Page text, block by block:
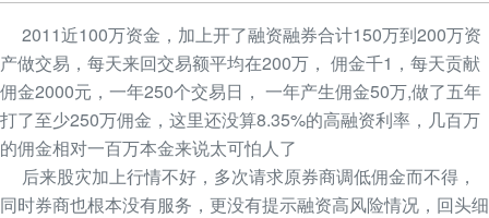
2011近100万资金，加上开了融资融券合计150万到200万资
产做交易，每天来回交易额平均在200万， 佣金千1，每天贡献
佣金2000元，一年250个交易日， 一年产生佣金50万,做了五年
打了至少250万佣金，这里还没算8.35%的高融资利率，几百万
的佣金相对一百万本金来说太可怕人了
后来股灾加上行情不好，多次请求原券商调低佣金而不得，
同时券商也根本没有服务，更没有提示融资高风险情况，回头细